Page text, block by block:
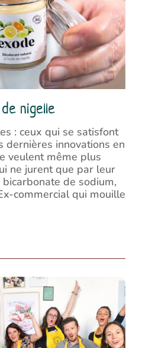
nigelle
: ceux qui se satisfont
dernières innovations en
veulent même plus
ne jurent que par leur
de sodium,
commercial qui mouille